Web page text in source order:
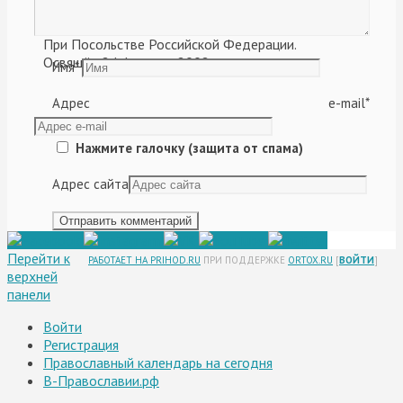
При Посольстве Российской Федерации.
Освящён 24 февраля 2008 г.
Имя*
Адрес e-mail*
Нажмите галочку (защита от спама)
Адрес сайта
РАБОТАЕТ НА PRIHOD.RU ПРИ ПОДДЕРЖКЕ ORTOX.RU [ВОЙТИ]
Перейти к
верхней
панели
Войти
Регистрация
Православный календарь на сегодня
В-Православии.рф